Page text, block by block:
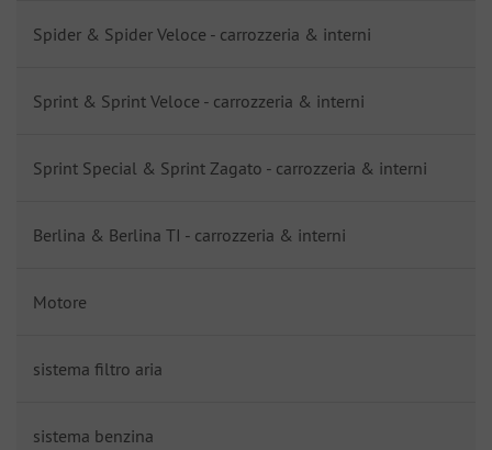
Spider & Spider Veloce - carrozzeria & interni
Sprint & Sprint Veloce - carrozzeria & interni
Sprint Special & Sprint Zagato - carrozzeria & interni
Berlina & Berlina TI - carrozzeria & interni
Motore
sistema filtro aria
sistema benzina